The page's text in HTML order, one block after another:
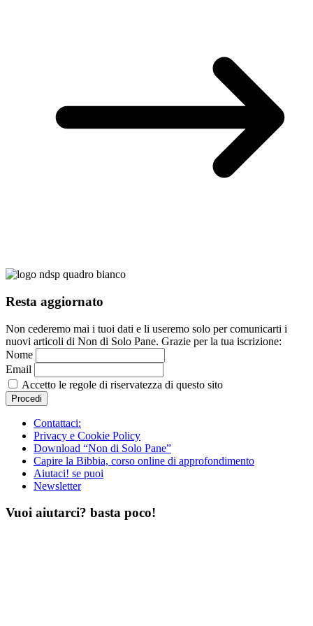
Resta aggiornato
Non cederemo mai i tuoi dati e li useremo solo per comunicarti i
nuovi articoli di Non di Solo Pane. Grazie per la tua iscrizione:
Nome
Email
Accetto le regole di riservatezza di questo sito
Contattaci:
Privacy e Cookie Policy
Download “Non di Solo Pane”
Capire la Bibbia, corso online di approfondimento
Aiutaci! se puoi
Newsletter
Vuoi aiutarci? basta poco!